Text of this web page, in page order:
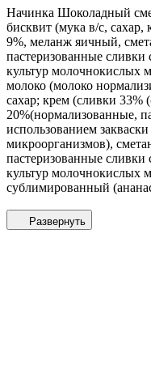
Начинка Шоколадный
бисквит (мука в/с,
9%, меланж яичный,
пастеризованные сливки
культур молочнокислых
молоко (молоко
сахар; крем (сливки 33%
20%(нормализованные,
использованием
микроорганизмов),
пастеризованные сливки
культур молочнокислых
сублимированный
Развернуть